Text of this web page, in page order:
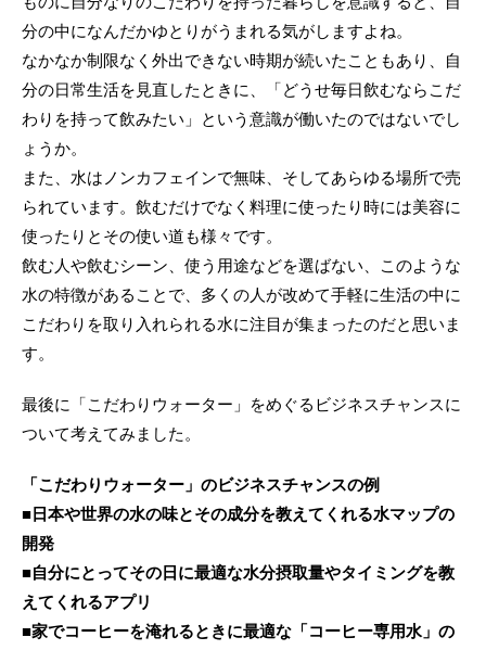
分の中になんだかゆとりがうまれる気がしますよね。
なかなか制限なく外出できない時期が続いたこともあり、自
分の日常生活を見直したときに、「どうせ毎日飲むならこだ
わりを持って飲みたい」という意識が働いたのではないでし
ょうか。
また、水はノンカフェインで無味、そしてあらゆる場所で売
られています。飲むだけでなく料理に使ったり時には美容に
使ったりとその使い道も様々です。
飲む人や飲むシーン、使う用途などを選ばない、このような
水の特徴があることで、多くの人が改めて手軽に生活の中に
こだわりを取り入れられる水に注目が集まったのだと思いま
す。
最後に「こだわりウォーター」をめぐるビジネスチャンスに
ついて考えてみました。
「こだわりウォーター」のビジネスチャンスの例
■日本や世界の水の味とその成分を教えてくれる水マップの
開発
■自分にとってその日に最適な水分摂取量やタイミングを教
えてくれるアプリ
■家でコーヒーを淹れるときに最適な「コーヒー専用水」の